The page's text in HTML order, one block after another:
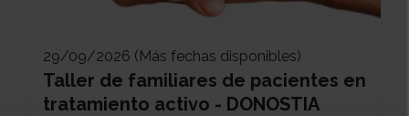
29/09/2026 (Más fechas disponibles)
Taller de familiares de pacientes en
tratamiento activo - DONOSTIA